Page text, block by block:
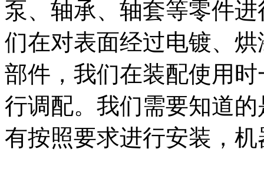
泵、轴承、轴套等零件
们在对表面经过电镀、
部件，我们在装配使用
行调配。我们需要知道
有按照要求进行安装，